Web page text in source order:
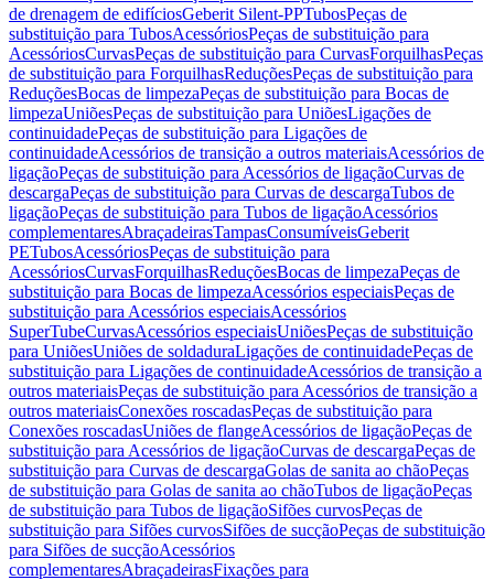
de drenagem de edifíciosGeberit Silent-PPTubosPeças de
substituição para TubosAcessóriosPeças de substituição para
AcessóriosCurvasPeças de substituição para CurvasForquilhasPeças
de substituição para ForquilhasReduçõesPeças de substituição para
ReduçõesBocas de limpezaPeças de substituição para Bocas de
limpezaUniõesPeças de substituição para UniõesLigações de
continuidadePeças de substituição para Ligações de
continuidadeAcessórios de transição a outros materiaisAcessórios de
ligaçãoPeças de substituição para Acessórios de ligaçãoCurvas de
descargaPeças de substituição para Curvas de descargaTubos de
ligaçãoPeças de substituição para Tubos de ligaçãoAcessórios
complementaresAbraçadeirasTampasConsumíveisGeberit
PETubosAcessóriosPeças de substituição para
AcessóriosCurvasForquilhasReduçõesBocas de limpezaPeças de
substituição para Bocas de limpezaAcessórios especiaisPeças de
substituição para Acessórios especiaisAcessórios
SuperTubeCurvasAcessórios especiaisUniõesPeças de substituição
para UniõesUniões de soldaduraLigações de continuidadePeças de
substituição para Ligações de continuidadeAcessórios de transição a
outros materiaisPeças de substituição para Acessórios de transição a
outros materiaisConexões roscadasPeças de substituição para
Conexões roscadasUniões de flangeAcessórios de ligaçãoPeças de
substituição para Acessórios de ligaçãoCurvas de descargaPeças de
substituição para Curvas de descargaGolas de sanita ao chãoPeças
de substituição para Golas de sanita ao chãoTubos de ligaçãoPeças
de substituição para Tubos de ligaçãoSifões curvosPeças de
substituição para Sifões curvosSifões de sucçãoPeças de substituição
para Sifões de sucçãoAcessórios
complementaresAbraçadeirasFixações para